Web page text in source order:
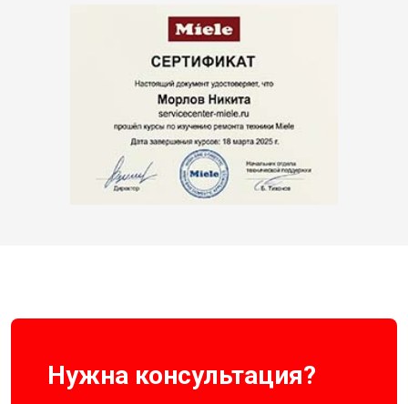
Нужна консультация?